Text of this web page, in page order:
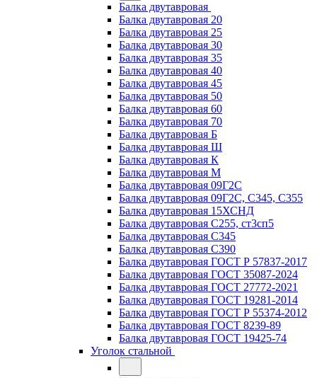
Балка двутавровая
Балка двутавровая 20
Балка двутавровая 25
Балка двутавровая 30
Балка двутавровая 35
Балка двутавровая 40
Балка двутавровая 45
Балка двутавровая 50
Балка двутавровая 60
Балка двутавровая 70
Балка двутавровая Б
Балка двутавровая Ш
Балка двутавровая К
Балка двутавровая М
Балка двутавровая 09Г2С
Балка двутавровая 09Г2С, С345, С355
Балка двутавровая 15ХСНД
Балка двутавровая С255, ст3сп5
Балка двутавровая С345
Балка двутавровая С390
Балка двутавровая ГОСТ Р 57837-2017
Балка двутавровая ГОСТ 35087-2024
Балка двутавровая ГОСТ 27772-2021
Балка двутавровая ГОСТ 19281-2014
Балка двутавровая ГОСТ Р 55374-2012
Балка двутавровая ГОСТ 8239-89
Балка двутавровая ГОСТ 19425-74
Уголок стальной